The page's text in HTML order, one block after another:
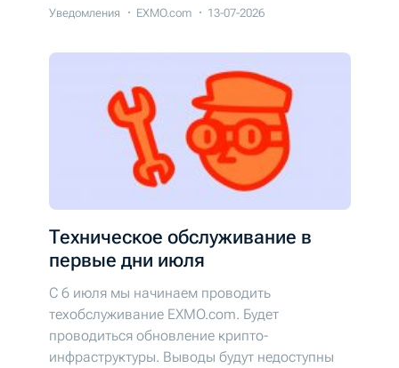
Уведомления EXMO.com 13-07-2026
Техническое обслуживание в
первые дни июля
С 6 июля мы начинаем проводить
техобслуживание EXMO.com. Будет
проводиться обновление крипто-
инфраструктуры. Выводы будут недоступны